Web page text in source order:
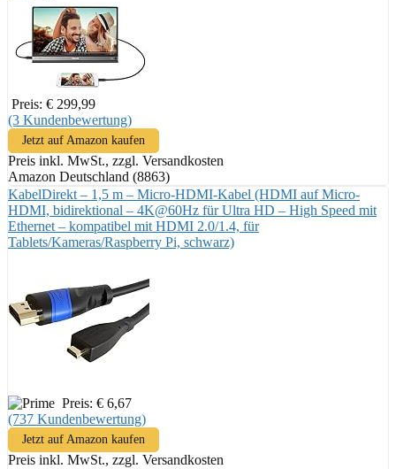
Preis: € 299,99
(3 Kundenbewertung)
Jetzt auf Amazon kaufen
Preis inkl. MwSt., zzgl. Versandkosten
Amazon Deutschland (8863)
KabelDirekt – 1,5 m – Micro-HDMI-Kabel (HDMI auf Micro-
HDMI, bidirektional – 4K@60Hz für Ultra HD – High Speed mit
Ethernet – kompatibel mit HDMI 2.0/1.4, für
Tablets/Kameras/Raspberry Pi, schwarz)
Preis: € 6,67
(737 Kundenbewertung)
Jetzt auf Amazon kaufen
Preis inkl. MwSt., zzgl. Versandkosten